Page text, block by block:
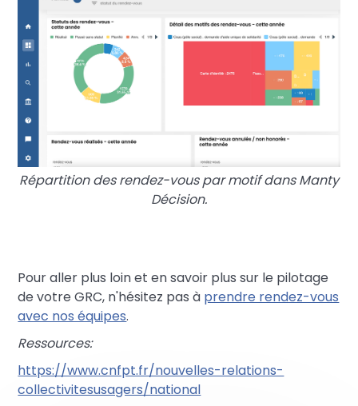
Répartition des rendez-vous par motif dans Manty
Décision.
Pour aller plus loin et en savoir plus sur le pilotage
de votre GRC, n'hésitez pas à prendre rendez-vous
avec nos équipes.
Ressources:
https://www.cnfpt.fr/nouvelles-relations-
collectivitesusagers/national